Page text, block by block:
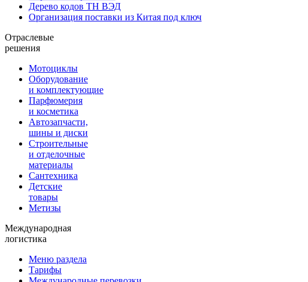
Дерево кодов ТН ВЭД
Организация поставки из Китая под ключ
Отраслевые
решения
Мотоциклы
Оборудование
и комплектующие
Парфюмерия
и косметика
Автозапчасти,
шины и диски
Строительные
и отделочные
материалы
Сантехника
Детские
товары
Метизы
Международная
логистика
Меню раздела
Тарифы